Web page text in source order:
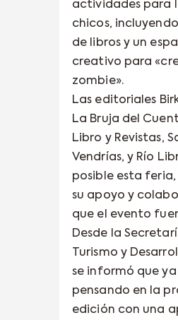
actividades para
chicos,
de libros y un
creativo para
zombie».
Las editoriales
La Bruja del
Libro y Revistas,
Vendrías, y Río
posible esta
su apoyo y
que el evento
Desde la
Turismo y
se informó que ya
pensando en la
edición con una